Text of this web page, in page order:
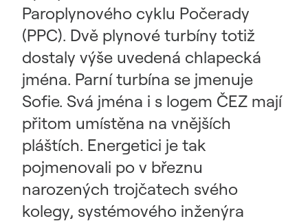
Paroplynového cyklu Počerady
(PPC). Dvě plynové turbíny totiž
dostaly výše uvedená chlapecká
jména. Parní turbína se jmenuje
Sofie. Svá jména i s logem ČEZ mají
přitom umístěna na vnějších
pláštích. Energetici je tak
pojmenovali po v březnu
narozených trojčatech svého
kolegy, systémového inženýra